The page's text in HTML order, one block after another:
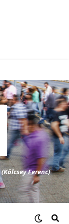
Ferenc)